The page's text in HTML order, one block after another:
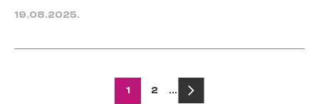
19.08.2025.
1 2 …